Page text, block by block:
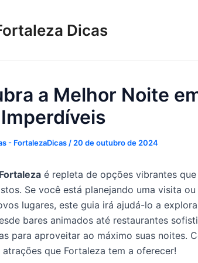
Dicas
a Melhor Noite
- FortalezaDicas / 20 de outubro de 2024
é repleta de opções vibrantes
Se você está planejando uma visita
lugares, este guia irá ajudá-lo a
bares animados até restaurantes
para aproveitar ao máximo suas noites.
atrações que Fortaleza tem a oferecer!